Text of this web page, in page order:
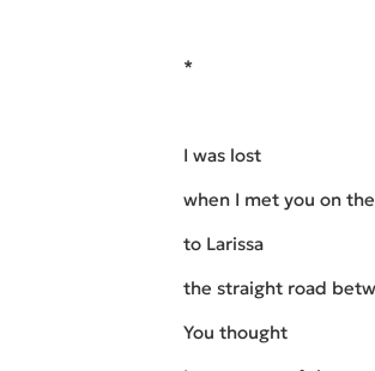
*
I was lost
when I met you on
to Larissa
the straight road
You thought